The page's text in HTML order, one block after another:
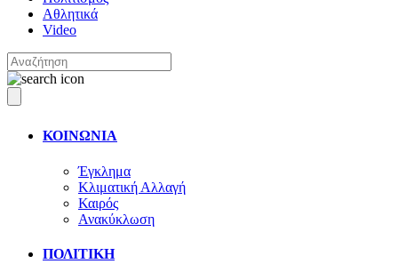
Αθλητικά
Video
ΚΟΙΝΩΝΙΑ
Έγκλημα
Κλιματική Αλλαγή
Καιρός
Ανακύκλωση
ΠΟΛΙΤΙΚΗ